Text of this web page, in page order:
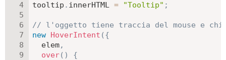
tooltip . innerHTML = "Tooltip" ;
// l'oggetto tiene traccia del mouse e
new HoverIntent ({
  elem
,
over( )
{